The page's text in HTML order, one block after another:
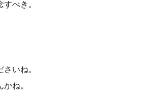
べき。
いね。
ね。